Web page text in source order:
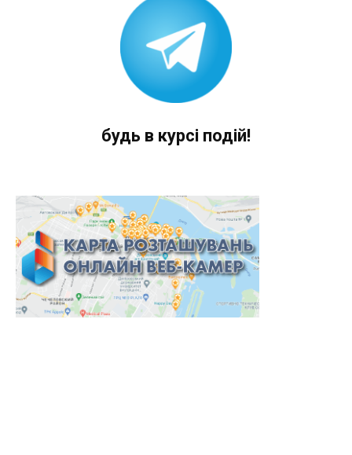
будь в курсі подій!